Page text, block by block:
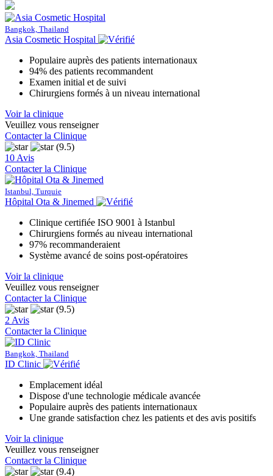
Bangkok, Thailand
Asia Cosmetic Hospital
Populaire auprès des patients internationaux
94% des patients recommandent
Examen initial et de suivi
Chirurgiens formés à un niveau international
Voir la clinique
Veuillez vous renseigner
Contacter la Clinique
(9.5)
10 Avis
Contacter la Clinique
Istanbul, Turquie
Hôpital Ota & Jinemed
Clinique certifiée ISO 9001 à Istanbul
Chirurgiens formés au niveau international
97% recommanderaient
Système avancé de soins post-opératoires
Voir la clinique
Veuillez vous renseigner
Contacter la Clinique
(9.5)
2 Avis
Contacter la Clinique
Bangkok, Thailand
ID Clinic
Emplacement idéal
Dispose d'une technologie médicale avancée
Populaire auprès des patients internationaux
Une grande satisfaction chez les patients et des avis positifs
Voir la clinique
Veuillez vous renseigner
Contacter la Clinique
(9.4)